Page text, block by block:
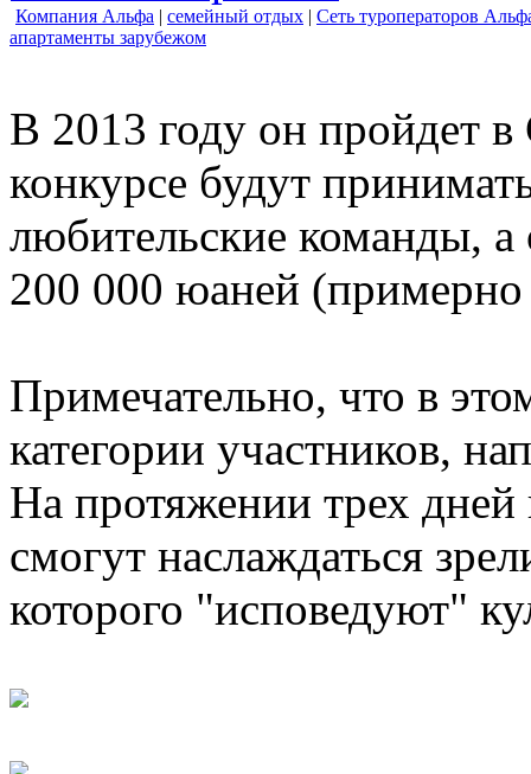
Компания Альфа | семейный отдых | Сеть туроператоров
апартаменты зарубежом
В 2013 году он пройдет в
конкурсе будут
любительские команды, а
200 000 юаней
Примечательно, что в
категории участников,
На протяжении трех дней
смогут наслаждаться
которого "исповедуют"